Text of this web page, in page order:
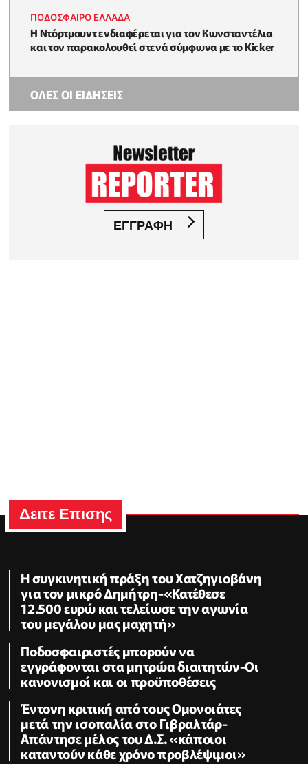
ΠΟΔΟΣΦΑΙΡΟ ΕΛΛΑΔΑ
Η Ντόρτμουντ ενδιαφέρεται για τον Κωνσταντέλια
και τον παρακολουθεί στενά σύμφωνα με το Kicker
ΟΛΕΣ ΟΙ ΕΙΔΗΣΕΙΣ
ΕΓΓΡΑΦΗ
Δειτε Επισης
Η συγκινητική πράξη του Χατζηγιοβάνη
για τον μικρό Δημήτρη-«Κατέθεσε
12.500 ευρώ και τελείωσε την αγωνία
του μεγάλου μας μαχητή»
Ποδοσφαιριστές μπορούν να
εγγράφονται στα μητρώα διαιτητών-Οι
κανονισμοί και οι προϋποθέσεις
Έντονη κριτική από τους Ομονοιάτες
μετά την ισοπαλία στο Γιβραλτάρ-
Απάντησε μέλος του Δ.Σ. «κάποιοι
καταντούν κάθε χρόνο προβλέψιμοι»